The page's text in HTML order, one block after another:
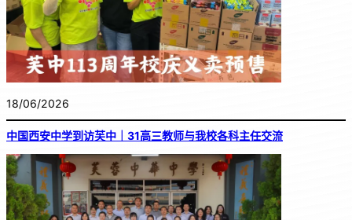
18/06/2026
中国西安中学到访芙中｜31高三教师与我校各科主任交流